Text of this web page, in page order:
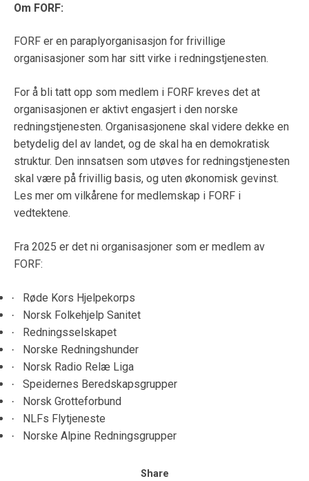
Om FORF:
FORF er en paraplyorganisasjon for frivillige
organisasjoner som har sitt virke i redningstjenesten.
For å bli tatt opp som medlem i FORF kreves det at
organisasjonen er aktivt engasjert i den norske
redningstjenesten. Organisasjonene skal videre dekke en
betydelig del av landet, og de skal ha en demokratisk
struktur. Den innsatsen som utøves for redningstjenesten
skal være på frivillig basis, og uten økonomisk gevinst.
Les mer om vilkårene for medlemskap i FORF i
vedtektene.
Fra 2025 er det ni organisasjoner som er medlem av
FORF:
· Røde Kors Hjelpekorps
· Norsk Folkehjelp Sanitet
· Redningsselskapet
· Norske Redningshunder
· Norsk Radio Relæ Liga
· Speidernes Beredskapsgrupper
· Norsk Grotteforbund
· NLFs Flytjeneste
· Norske Alpine Redningsgrupper
Share